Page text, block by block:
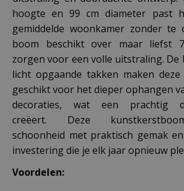
hoogte en 99 cm diameter past
gemiddelde woonkamer zonder te
boom beschikt over maar liefst
zorgen voor een volle uitstraling. De
licht opgaande takken maken
geschikt voor het dieper ophangen
decoraties, wat een prachtig
creëert. Deze
schoonheid met praktisch gemak
investering die je elk jaar opnieuw
Voordelen: